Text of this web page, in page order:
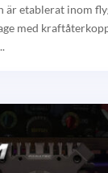
är etablerat inom
med